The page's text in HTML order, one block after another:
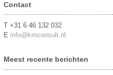
Contact
T +31 6 46 132 032
E info@kmconsult.nl
Meest recente berichten